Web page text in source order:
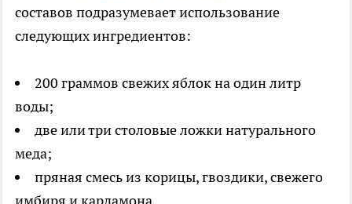
составов подразумевает использование
следующих ингредиентов:
200 граммов свежих яблок на один литр
воды;
две или три столовые ложки натурального
меда;
пряная смесь из корицы, гвоздики, свежего